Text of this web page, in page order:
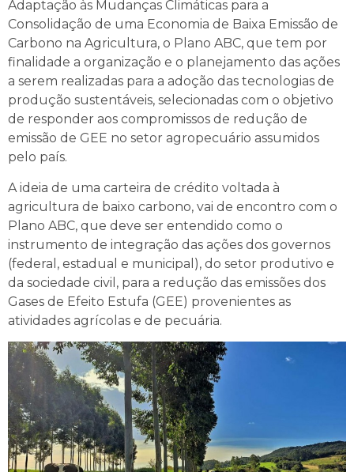
Adaptação às Mudanças Climáticas para a
Consolidação de uma Economia de Baixa Emissão de
Carbono na Agricultura, o Plano ABC, que tem por
finalidade a organização e o planejamento das ações
a serem realizadas para a adoção das tecnologias de
produção sustentáveis, selecionadas com o objetivo
de responder aos compromissos de redução de
emissão de GEE no setor agropecuário assumidos
pelo país.
A ideia de uma carteira de crédito voltada à
agricultura de baixo carbono, vai de encontro com o
Plano ABC, que deve ser entendido como o
instrumento de integração das ações dos governos
(federal, estadual e municipal), do setor produtivo e
da sociedade civil, para a redução das emissões dos
Gases de Efeito Estufa (GEE) provenientes as
atividades agrícolas e de pecuária.